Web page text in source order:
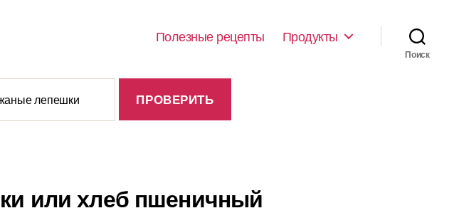
Полезные рецепты Продукты
Поиск
или хлеб пшеничный